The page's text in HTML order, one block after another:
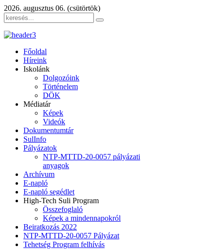
2026. augusztus 06. (csütörtök)
Főoldal
Híreink
Iskolánk
Dolgozóink
Történelem
DÖK
Médiatár
Képek
Videók
Dokumentumtár
SulInfo
Pályázatok
NTP-MTTD-20-0057 pályázati
anyagok
Archívum
E-napló
E-napló segédlet
High-Tech Suli Program
Összefoglaló
Képek a mindennapokról
Beiratkozás 2022
NTP-MTTD-20-0057 Pályázat
Tehetség Program felhívás